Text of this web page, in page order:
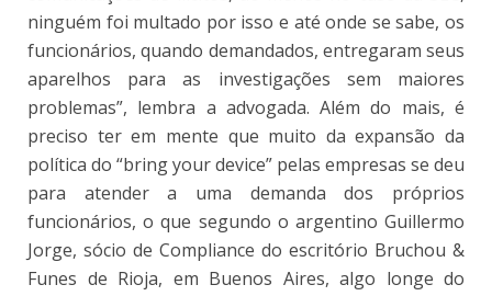
ninguém foi multado por isso e até onde se sabe, os
funcionários, quando demandados, entregaram seus
aparelhos para as investigações sem maiores
problemas”, lembra a advogada. Além do mais, é
preciso ter em mente que muito da expansão da
política do “bring your device” pelas empresas se deu
para atender a uma demanda dos próprios
funcionários, o que segundo o argentino Guillermo
Jorge, sócio de Compliance do escritório Bruchou &
Funes de Rioja, em Buenos Aires, algo longe do